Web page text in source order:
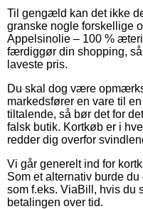
Til gengæld kan det ikke
granske nogle forskellige
Appelsinolie – 100 %
færdiggør din shopping,
laveste pris.
Du skal dog være
markedsfører en vare til
tiltalende, så bør det for
falsk butik. Kortkøb er i
redder dig overfor
Vi går generelt ind for
Som et alternativ burde
som f.eks. ViaBill, hvis du
betalingen over tid.